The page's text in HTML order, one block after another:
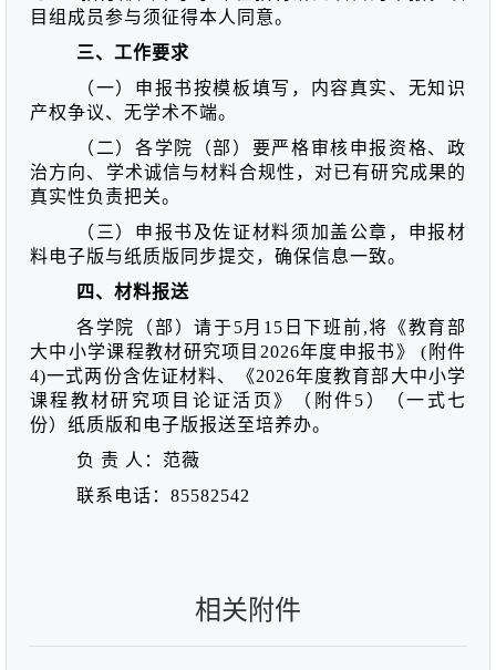
目组成员参与须征得本人同意。
三、工作要求
（一）申报书按模板填写， 内容真实、无知识
产权争议、无学术不端。
（二）各学院（部）要严格审核申报资格、政
治方向、学术诚信与材料合规性，对已有研究成果的
真实性负责把关。
（三）申报书及佐证材料须加盖公章，申报材
料电子版与纸质版同步提交，确保信息一致。
四、材料报送
各学院（部）请于5月15日下班前,将《教育部
大中小学课程教材研究项目2026年度申报书》 (附件
4)一式两份含佐证材料、《2026年度教育部大中小学
课程教材研究项目论证活页》（附件5）（一式七
份）纸质版和电子版报送至培养办。
负 责 人： 范薇
联系电话： 85582542
相关附件